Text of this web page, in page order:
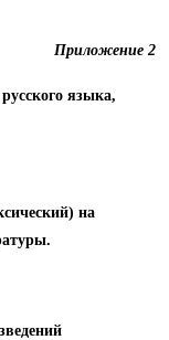
Приложение 2
языка,
на